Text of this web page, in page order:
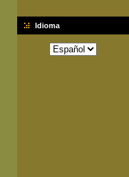
Idioma